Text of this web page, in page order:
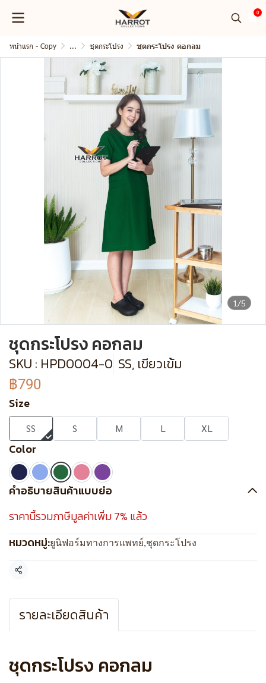
0
หน้าแรก - Copy ... ชุดกระโปรง ชุดกระโปรง คอกลม
1/5
ชุดกระโปรง คอกลม
SKU : HPD0004-0 SS, เขียวเข้ม
฿790
Size
SS S M L XL
Color
คำอธิบายสินค้าแบบย่อ
ราคานี้รวมภาษีมูลค่าเพิ่ม 7% แล้ว
หมวดหมู่:ยูนิฟอร์มทางการแพทย์,ชุดกระโปรง
แชร์
รายละเอียดสินค้า
ชุดกระโปรง คอกลม